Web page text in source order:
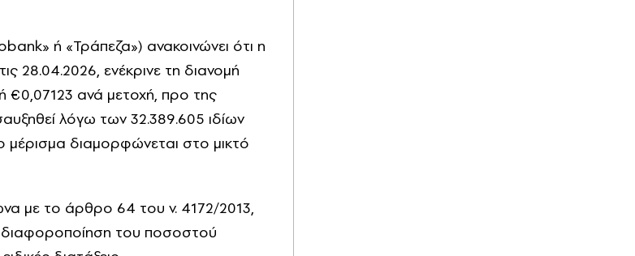
ή «Τράπεζα») ανακοινώνει ότι η
28.04.2026, ενέκρινε τη διανομή
€0,07123 ανά μετοχή, προ της
λόγω των 32.389.605 ιδίων
μέρισμα διαμορφώνεται στο μικτό
με το άρθρο 64 του ν. 4172/2013,
διαφοροποίηση του ποσοστού